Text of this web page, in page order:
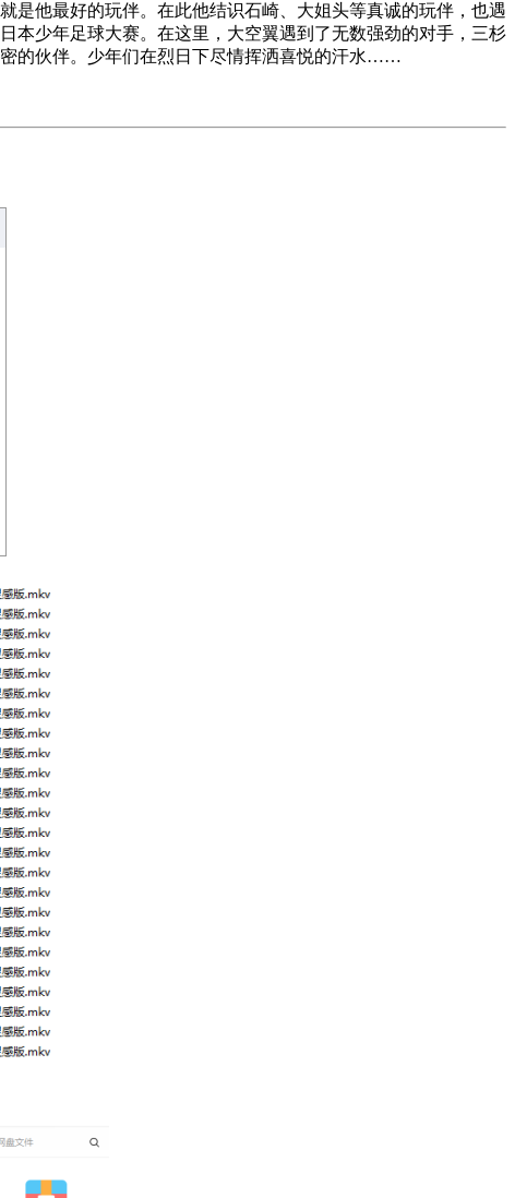
是他最好的玩伴。在此他结识石崎、大姐头等真诚的玩伴，也遇
本少年足球大赛。在这里，大空翼遇到了无数强劲的对手，三杉
的伙伴。少年们在烈日下尽情挥洒喜悦的汗水……